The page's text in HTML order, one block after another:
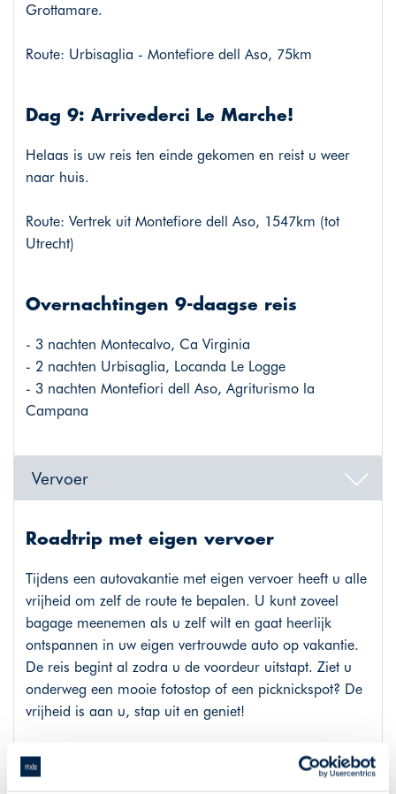
Grottamare.
Route: Urbisaglia - Montefiore dell Aso, 75km
Dag 9: Arrivederci Le Marche!
Helaas is uw reis ten einde gekomen en reist u weer
naar huis.
Route: Vertrek uit Montefiore dell Aso, 1547km (tot
Utrecht)
Overnachtingen 9-daagse reis
- 3 nachten Montecalvo, Ca Virginia
- 2 nachten Urbisaglia, Locanda Le Logge
- 3 nachten Montefiori dell Aso, Agriturismo la
Campana
Vervoer
Roadtrip met eigen vervoer
Tijdens een autovakantie met eigen vervoer heeft u alle
vrijheid om zelf de route te bepalen. U kunt zoveel
bagage meenemen als u zelf wilt en gaat heerlijk
ontspannen in uw eigen vertrouwde auto op vakantie.
De reis begint al zodra u de voordeur uitstapt. Ziet u
onderweg een mooie fotostop of een picknickspot? De
vrijheid is aan u, stap uit en geniet!
Hotels